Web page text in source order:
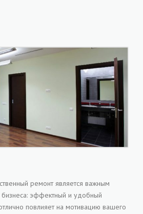
ремонт является важным
эффектный и удобный
повлияет на мотивацию вашего